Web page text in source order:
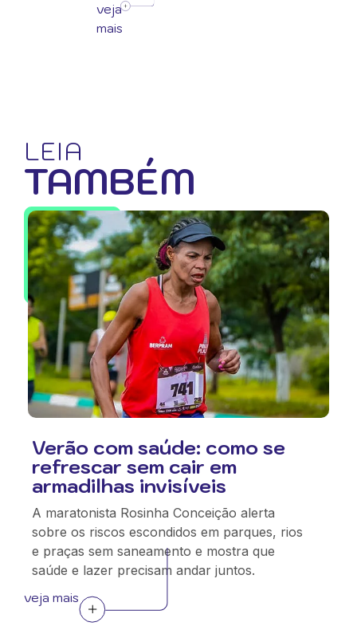
veja
mais
LEIA
TAMBÉM
Verão com saúde: como se
refrescar sem cair em
armadilhas invisíveis
A maratonista Rosinha Conceição alerta
sobre os riscos escondidos em parques, rios
e praças sem saneamento e mostra que
saúde e lazer precisam andar juntos.
veja mais